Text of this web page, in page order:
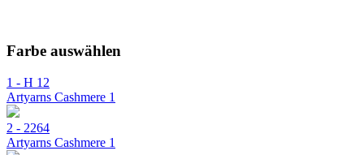
Farbe auswählen
1 - H 12
Artyarns Cashmere 1
2 - 2264
Artyarns Cashmere 1